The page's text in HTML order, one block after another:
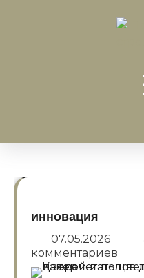
инновация
07.05.2026
комментариев